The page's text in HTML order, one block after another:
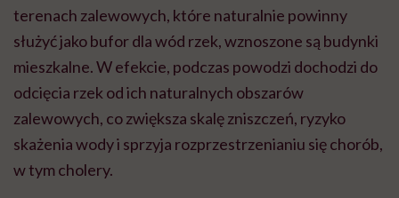
terenach zalewowych, które naturalnie powinny
służyć jako bufor dla wód rzek, wznoszone są budynki
mieszkalne. W efekcie, podczas powodzi dochodzi do
odcięcia rzek od ich naturalnych obszarów
zalewowych, co zwiększa skalę zniszczeń, ryzyko
skażenia wody i sprzyja rozprzestrzenianiu się chorób,
w tym cholery.